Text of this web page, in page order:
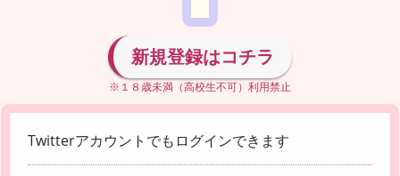
新規登録はコチラ
※１８歳未満（高校生不可）利用禁止
Twitterアカウントでもログインできます